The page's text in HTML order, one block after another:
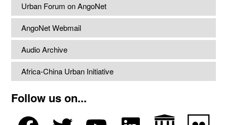
Urban Forum on AngoNet
AngoNet Webmail
Audio Archive
Africa-China Urban Initiative
Follow us on...